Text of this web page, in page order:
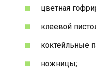
цветная
клеевой
коктейльные
ножницы;